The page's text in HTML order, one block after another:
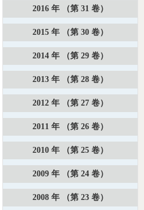
2016 年 （第 31 卷）
2015 年 （第 30 卷）
2014 年 （第 29 卷）
2013 年 （第 28 卷）
2012 年 （第 27 卷）
2011 年 （第 26 卷）
2010 年 （第 25 卷）
2009 年 （第 24 卷）
2008 年 （第 23 卷）